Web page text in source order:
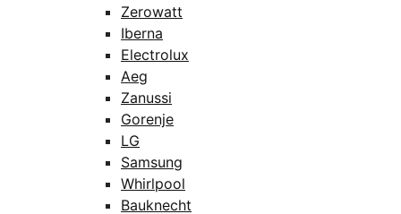
Zerowatt
Iberna
Electrolux
Aeg
Zanussi
Gorenje
LG
Samsung
Whirlpool
Bauknecht